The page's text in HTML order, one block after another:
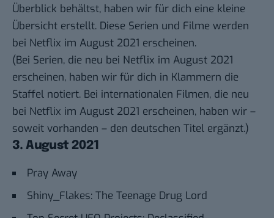
Überblick behältst, haben wir für dich eine kleine
Übersicht erstellt. Diese Serien und Filme werden
bei Netflix im August 2021 erscheinen.
(Bei Serien, die neu bei Netflix im August 2021
erscheinen, haben wir für dich in Klammern die
Staffel notiert. Bei internationalen Filmen, die neu
bei Netflix im August 2021 erscheinen, haben wir –
soweit vorhanden – den deutschen Titel ergänzt.)
3. August 2021
Pray Away
Shiny_Flakes: The Teenage Drug Lord